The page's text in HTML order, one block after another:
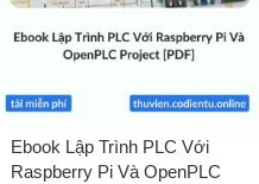
Ebook Lập Trình PLC Với
Raspberry Pi Và OpenPLC